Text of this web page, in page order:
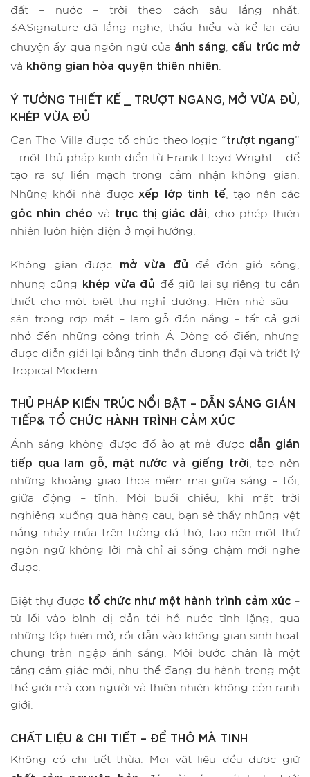
đất – nước – trời theo cách sâu lắng nhất.
3ASignature đã lắng nghe, thấu hiểu và kể lại câu
chuyện ấy qua ngôn ngữ của ánh sáng cấu trúc mở
và không gian hòa quyện thiên nhiên
Ý TƯỞNG THIẾT KẾ _ TRƯỢT NGANG, MỞ VỪA ĐỦ,
KHÉP VỪA ĐỦ
Can Tho Villa được tổ chức theo logic “trượt ngang”
– một thủ pháp kinh điển từ Frank Lloyd Wright – để
tạo ra sự liền mạch trong cảm nhận không gian.
Những khối nhà đượcxếp lớp tinh tế , tạo nên các
góc nhìn chéo và trục thị giác dài , cho phép thiên
nhiên luôn hiện diện ở mọi hướng.
Không gian được mở vừa đủ để đón gió sông,
nhưng cũng khép vừa đủ để giữ lại sự riêng tư cần
thiết cho một biệt thự nghỉ dưỡng. Hiên nhà sâu –
sân trong rợp mát – lam gỗ đón nắng – tất cả gợi
nhớ đến những công trình Á Đông cổ điển, nhưng
được diễn giải lại bằng tinh thần đương đại và triết lý
Tropical Modern.
THỦ PHÁP KIẾN TRÚC NỔI BẬT – DẪN SÁNG GIÁN
TIẾP& TỔ CHỨC HÀNH TRÌNH CẢM XÚC
Ánh sáng không được đổ ào ạt mà được dẫn gián
tiếp qua lam gỗ, mặt nước và giếng trời, tạo nên
những khoảng giao thoa mềm mại giữa sáng – tối,
giữa động – tĩnh. Mỗi buổi chiều, khi mặt trời
nghiêng xuống qua hàng cau, bạn sẽ thấy những vệt
nắng nhảy múa trên tường đá thô, tạo nên một thứ
ngôn ngữ không lời mà chỉ ai sống chậm mới nghe
được.
Biệt thự được tổ chức như một hành trình cảm xúc –
từ lối vào bình dị dẫn tới hồ nước tĩnh lặng, qua
những lớp hiên mở, rồi dẫn vào không gian sinh hoạt
chung tràn ngập ánh sáng. Mỗi bước chân là một
tầng cảm giác mới, như thể đang du hành trong một
thế giới mà con người và thiên nhiên không còn ranh
giới.
CHẤT LIỆU & CHI TIẾT – ĐỂ THÔ MÀ TINH
Không có chi tiết thừa. Mọi vật liệu đều được giữ